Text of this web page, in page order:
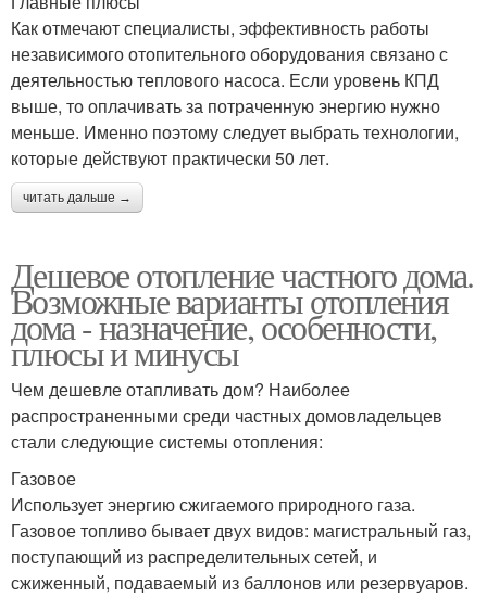
Как отмечают специалисты, эффективность работы
независимого отопительного оборудования связано с
деятельностью теплового насоса. Если уровень КПД
выше, то оплачивать за потраченную энергию нужно
меньше. Именно поэтому следует выбрать технологии,
которые действуют практически 50 лет.
читать дальше →
Дешевое отопление частного дома.
Возможные варианты отопления
дома - назначение, особенности,
плюсы и минусы
Чем дешевле отапливать дом? Наиболее
распространенными среди частных домовладельцев
стали следующие системы отопления:
Газовое
Использует энергию сжигаемого природного газа.
Газовое топливо бывает двух видов: магистральный газ,
поступающий из распределительных сетей, и
сжиженный, подаваемый из баллонов или резервуаров.